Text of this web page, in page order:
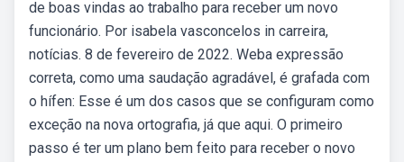
de boas vindas ao trabalho para receber um novo
funcionário. Por isabela vasconcelos in carreira,
notícias. 8 de fevereiro de 2022. Weba expressão
correta, como uma saudação agradável, é grafada com
o hífen: Esse é um dos casos que se configuram como
exceção na nova ortografia, já que aqui. O primeiro
passo é ter um plano bem feito para receber o novo